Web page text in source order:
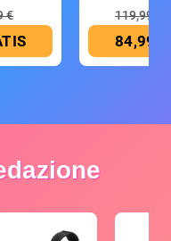
€
119,99 €
84,99 €